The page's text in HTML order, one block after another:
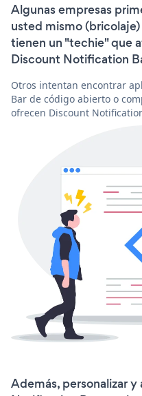
Algunas empresas
usted mismo
tienen un "techie" que
Discount Notification
Otros intentan encontrar
Bar de código abierto o
ofrecen Discount
Además, personalizar